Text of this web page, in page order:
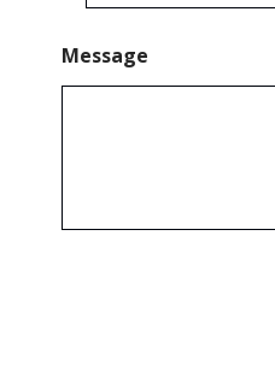
Message